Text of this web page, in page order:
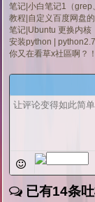
笔记|小白笔记1（grep
教程|自定义百度网盘
笔记|Ubuntu 更换内核
安装python |
你又在看草x社區啊？
已有14条